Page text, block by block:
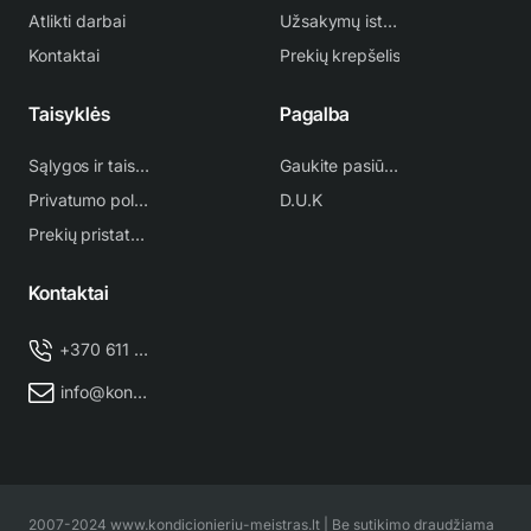
Atlikti darbai
Kontaktai
Užsakymų istorija
Prekių krepšelis
Taisyklės
Sąlygos ir taisyklės
Privatumo politika
Prekių pristatymas
Pagalba
Gaukite pasiūlymą
D.U.K
Kontaktai
+370 611 38 500
info@kondicionieriu-meistras.lt
2007-2024 www.kondicionieriu-meistras.lt | Be sutikimo draudžiama